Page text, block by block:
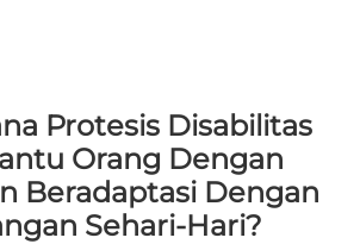
Protesis Disabilitas
Orang Dengan
Beradaptasi Dengan
Sehari-Hari?